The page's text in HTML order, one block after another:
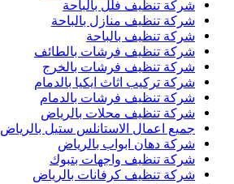
شركة تنظيف فلل بالباحة
شركة تنظيف منازل بالباحة
شركة تنظيف بالباحة
شركة تنظيف فرشات بالطائف
شركة تنظيف فرشات بالخرج
شركة تركيب اثاث ايكيا بالدمام
شركة تنظيف فرشات بالدمام
شركة تنظيف محلات بالرياض
جميع اعمال الاستانلس ستيل بالرياض
شركة دهان ابواب بالرياض
شركة تنظيف واجهات بتبوك
شركة تنظيف كرفانات بالرياض